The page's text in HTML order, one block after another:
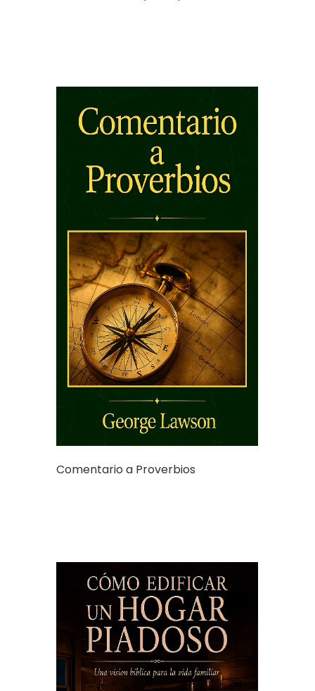
Comentario a Proverbios